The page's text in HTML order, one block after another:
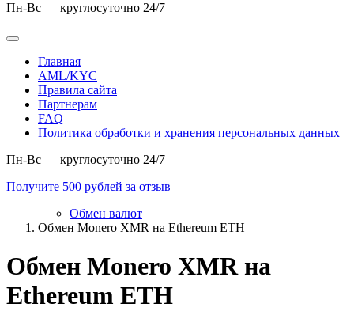
Пн-Вс — круглосуточно 24/7
Главная
AML/KYC
Правила сайта
Партнерам
FAQ
Политика обработки и хранения персональных данных
Пн-Вс — круглосуточно 24/7
Получите 500 рублей за отзыв
Обмен валют
Обмен Monero XMR на Ethereum ETH
Обмен Monero XMR на
Ethereum ETH